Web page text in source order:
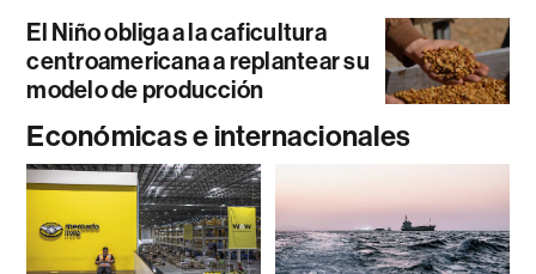
El Niño obliga a la caficultura
centroamericana a replantear su
modelo de producción
Económicas e internacionales